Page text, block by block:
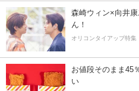
森崎ウィン×向井康
ん！
オリコンタイアップ特集
お値段そのまま45
い